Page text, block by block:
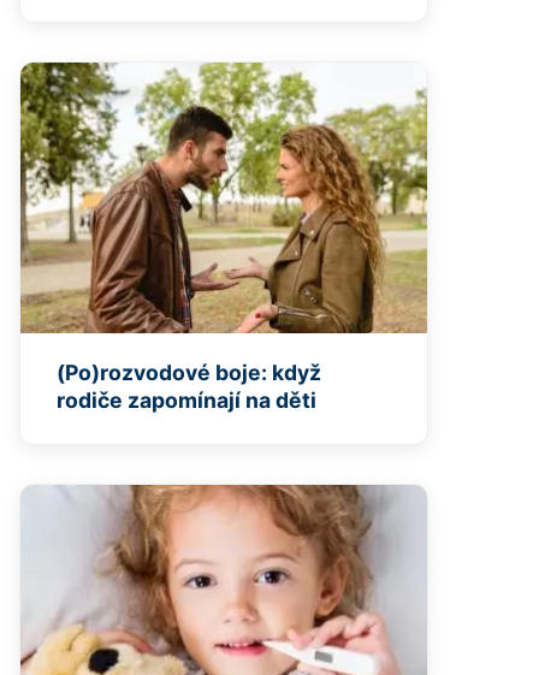
(Po)rozvodové boje: když
rodiče zapomínají na děti